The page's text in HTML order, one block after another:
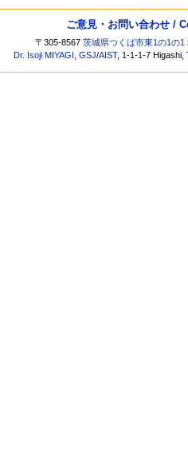
ご意見・お問い合わせ /
〒305-8567茨城県つくば市東1の1の1
Dr. Isoji MIYAGI ,GSJ/AIST, 1-1-1-7 Higashi,